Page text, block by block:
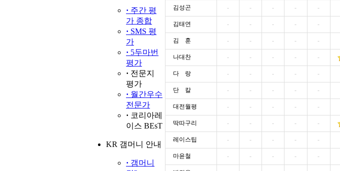
· 주간 평
가 종합
· SMS 평
가
· 5두마번
평가
· 전문지
평가
· 월간우수
전문가
· 코리아레
이스 BEsT
KR 갬머니 안내
· 갬머니
김성곤 - - - - -
김태연 - - - - -
김 훈 - - - - -
나대찬 - - - - -
다 랑 - - - - -
단 칼 - - - - -
대전월평 - - - - -
딱따구리 - - - - -
레이스팁 - - - - -
마윤철 - - - - -